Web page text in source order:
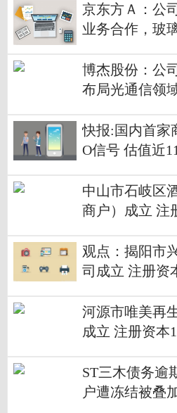
有重大不确定
京东方Ａ：公
业务合作，玻
具有重大不确
博杰股份：公
布局光通信领
快报:国内首家
O信号 估值近
中山市石岐区
商户）成立 注
观点：揭阳市
司成立 注册资
河源市唯美再
成立 注册资本
ST三木债务逾
户遭冻结被叠